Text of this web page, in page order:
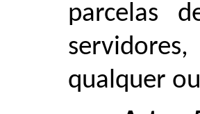
parcelas
qualquer